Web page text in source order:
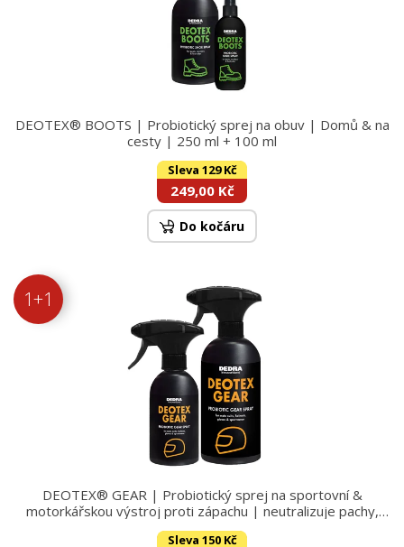
DEOTEX® BOOTS | Probiotický sprej na obuv | Domů & na
cesty | 250 ml + 100 ml
Sleva 129 Kč
249,00 Kč
Do kočáru
1+1
DEOTEX® GEAR | Probiotický sprej na sportovní &
motorkářskou výstroj proti zápachu | neutralizuje pachy,
chrání & osvěžuje | 500 ml + 250 ml
Sleva 150 Kč